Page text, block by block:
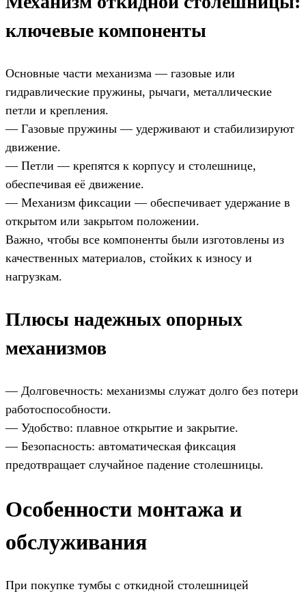
ключевые компоненты
Основные части механизма — газовые или
гидравлические пружины, рычаги, металлические
петли и крепления.
— Газовые пружины — удерживают и стабилизируют
движение.
— Петли — крепятся к корпусу и столешнице,
обеспечивая её движение.
— Механизм фиксации — обеспечивает удержание в
открытом или закрытом положении.
Важно, чтобы все компоненты были изготовлены из
качественных материалов, стойких к износу и
нагрузкам.
Плюсы надежных опорных
механизмов
— Долговечность: механизмы служат долго без потери
работоспособности.
— Удобство: плавное открытие и закрытие.
— Безопасность: автоматическая фиксация
предотвращает случайное падение столешницы.
Особенности монтажа и
обслуживания
При покупке тумбы с откидной столешницей